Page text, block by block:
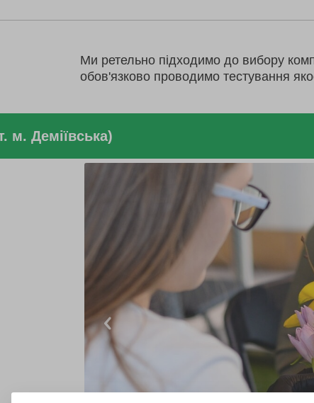
Ми ретельно підходимо до вибору
обов'язково проводимо тестування
м. Деміївська)